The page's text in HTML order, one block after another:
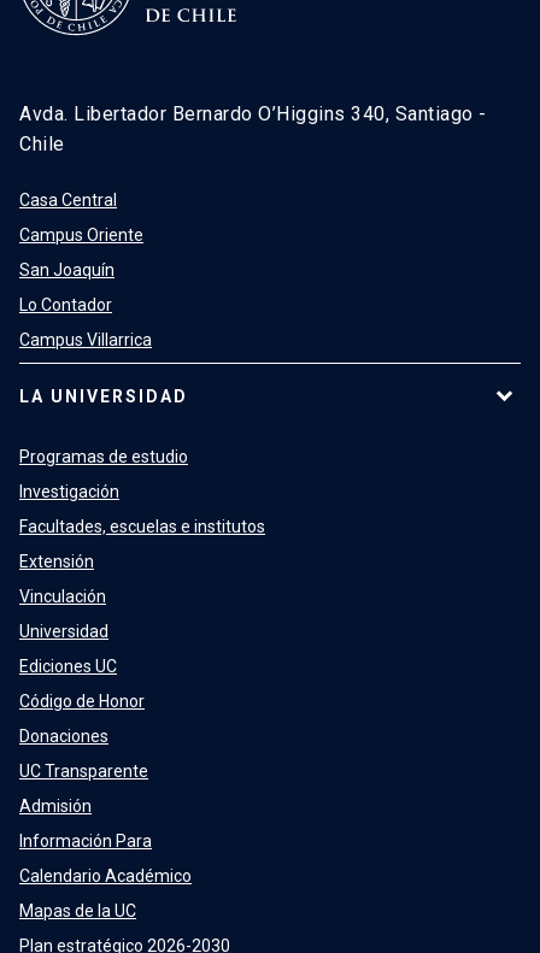
Avda. Libertador Bernardo O’Higgins 340, Santiago -
Chile
Casa Central
Campus Oriente
San Joaquín
Lo Contador
Campus Villarrica
LA UNIVERSIDAD
Programas de estudio
Investigación
Facultades, escuelas e institutos
Extensión
Vinculación
Universidad
Ediciones UC
Código de Honor
Donaciones
UC Transparente
Admisión
Información Para
Calendario Académico
Mapas de la UC
Plan estratégico 2026-2030